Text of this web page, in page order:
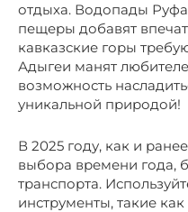
отдыха. Водопады
пещеры добавят
кавказские горы
Адыгеи манят
возможность
уникальной природой!
В 2025 году, как и
выбора времени года,
транспорта.
инструменты, такие